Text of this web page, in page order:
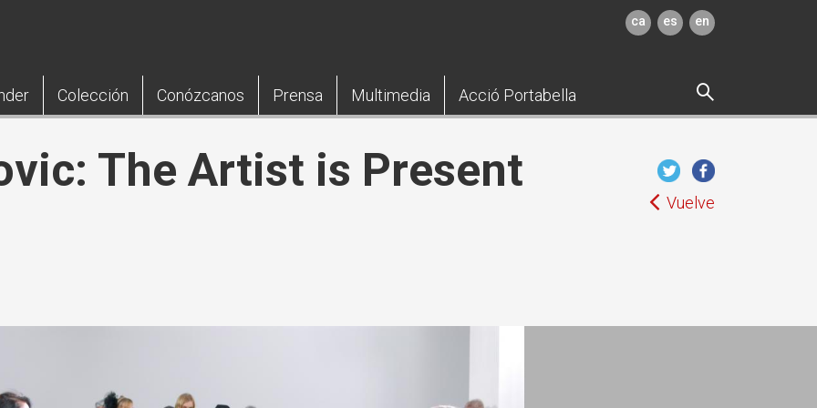
ca es en
Colección Conózcanos Prensa Multimedia Acció Portabella
The Artist is Present
Vuelve